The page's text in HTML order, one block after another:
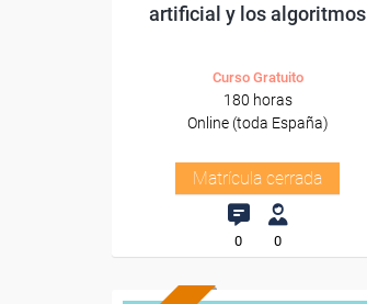
artificial y los algoritmos
Curso Gratuito
180 horas
Online (toda España)
Matrícula cerrada
0 0